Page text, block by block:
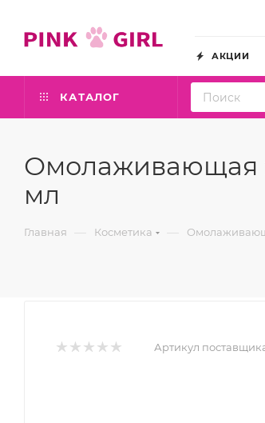
АКЦИИ
КАТАЛОГ
Омолаживающая
мл
Главная — Косметика —
Артикул